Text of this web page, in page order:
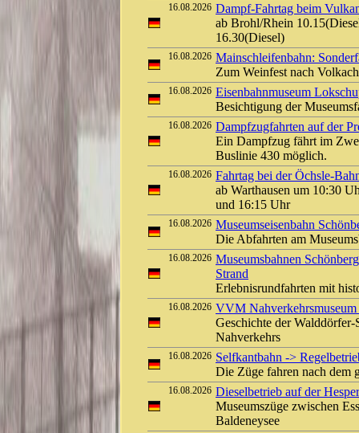
16.08.2026 Dampf-Fahrtag beim
ab Brohl/Rhein
16.30(Diesel)
16.08.2026 Mainschleifenbahn:
Zum Weinfest nach
16.08.2026 Eisenbahnmuseum
Besichtigung der
16.08.2026 Dampfzugfahrten auf der
Ein Dampfzug fährt im
Buslinie 430 möglich.
16.08.2026 Fahrtag bei der Öchsle-
ab Warthausen um 10:30
und 16:15 Uhr
16.08.2026 Museumseisenbahn
Die Abfahrten am
16.08.2026 Museumsbahnen
Strand
Erlebnisrundfahrten mit
16.08.2026 VVM
Geschichte der
Nahverkehrs
16.08.2026 Selfkantbahn ->
Die Züge fahren nach dem
16.08.2026 Dieselbetrieb auf der
Museumszüge zwischen
Baldeneysee